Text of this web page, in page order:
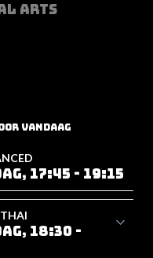
ARTS
VANDAAG
18:30 -
JAAR